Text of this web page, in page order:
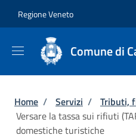
Regione Veneto
Comune di
Briciole di
Home / Servizi / Tributi,
Versare la tassa sui rifiuti
domestiche turistiche